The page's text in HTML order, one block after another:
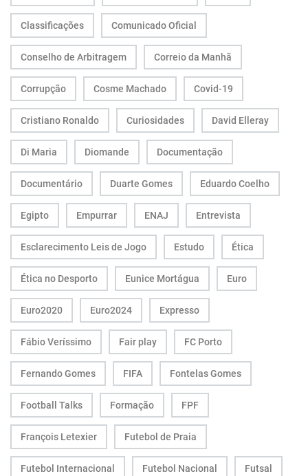
Classificações Comunicado Oficial
Conselho de Arbitragem Correio da Manhã
Corrupção Cosme Machado Covid-19
Cristiano Ronaldo Curiosidades David Elleray
Di Maria Diomande Documentação
Documentário Duarte Gomes Eduardo Coelho
Egipto Empurrar ENAJ Entrevista
Esclarecimento Leis de Jogo Estudo Ética
Ética no Desporto Eunice Mortágua Euro
Euro2020 Euro2024 Expresso
Fábio Veríssimo Fair play FC Porto
Fernando Gomes FIFA Fontelas Gomes
Football Talks Formação FPF
François Letexier Futebol de Praia
Futebol Internacional Futebol Nacional Futsal